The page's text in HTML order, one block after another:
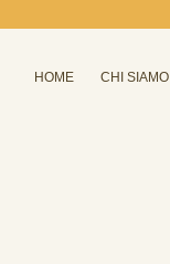
HOME CHI SIAMO